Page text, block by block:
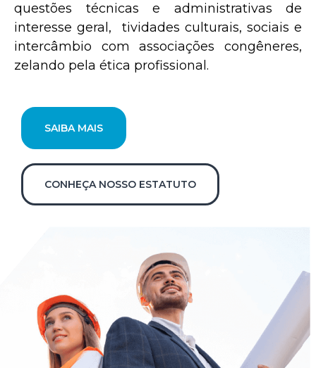
questões técnicas e administrativas de
interesse geral, tividades culturais, sociais e
intercâmbio com associações congêneres,
zelando pela ética profissional.
SAIBA MAIS
CONHEÇA NOSSO ESTATUTO